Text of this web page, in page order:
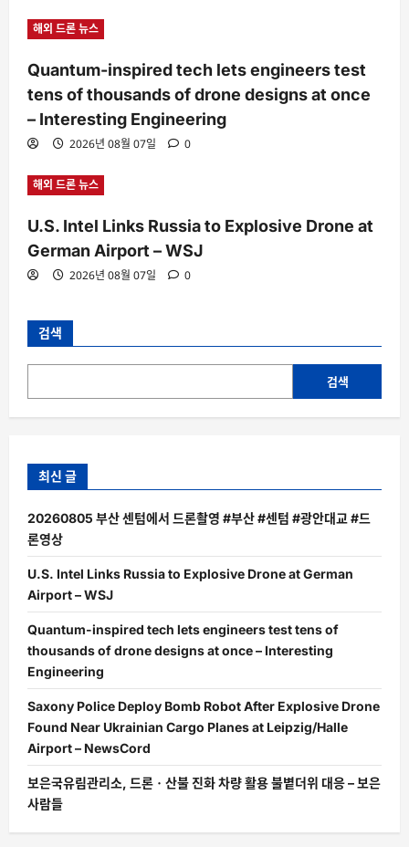
해외 드론 뉴스
Quantum-inspired tech lets engineers test
tens of thousands of drone designs at once
– Interesting Engineering
2026년 08월 07일 0
해외 드론 뉴스
U.S. Intel Links Russia to Explosive Drone at
German Airport – WSJ
2026년 08월 07일 0
검색
검색
최신 글
20260805 부산 센텀에서 드론촬영 #부산 #센텀 #광안대교 #드
론영상
U.S. Intel Links Russia to Explosive Drone at German
Airport – WSJ
Quantum-inspired tech lets engineers test tens of
thousands of drone designs at once – Interesting
Engineering
Saxony Police Deploy Bomb Robot After Explosive Drone
Found Near Ukrainian Cargo Planes at Leipzig/Halle
Airport – NewsCord
보은국유림관리소, 드론ㆍ산불 진화 차량 활용 불볕더위 대응 – 보은
사람들